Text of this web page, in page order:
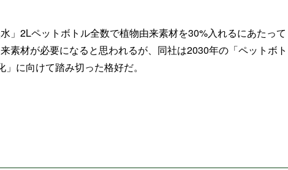
」2Lペットボトル全数で植物由来素材を30%入れるにあたって
素材が必要になると思われるが、同社は2030年の「ペットボト
に向けて踏み切った格好だ。